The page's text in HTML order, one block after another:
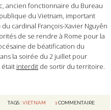
ancien fonctionnaire du Bureau
du Vietnam, important
cardinal François-Xavier Nguyên
de se rendre à Rome pour la
de béatification du
la soirée du 2 juillet pour
était interdit de sortir du territoire.
TAGS :VIETNAM 1 COMMENTAIRE